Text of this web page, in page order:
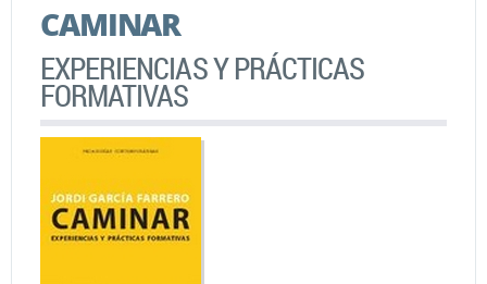
CAMINAR
EXPERIENCIAS Y PRÁCTICAS
FORMATIVAS